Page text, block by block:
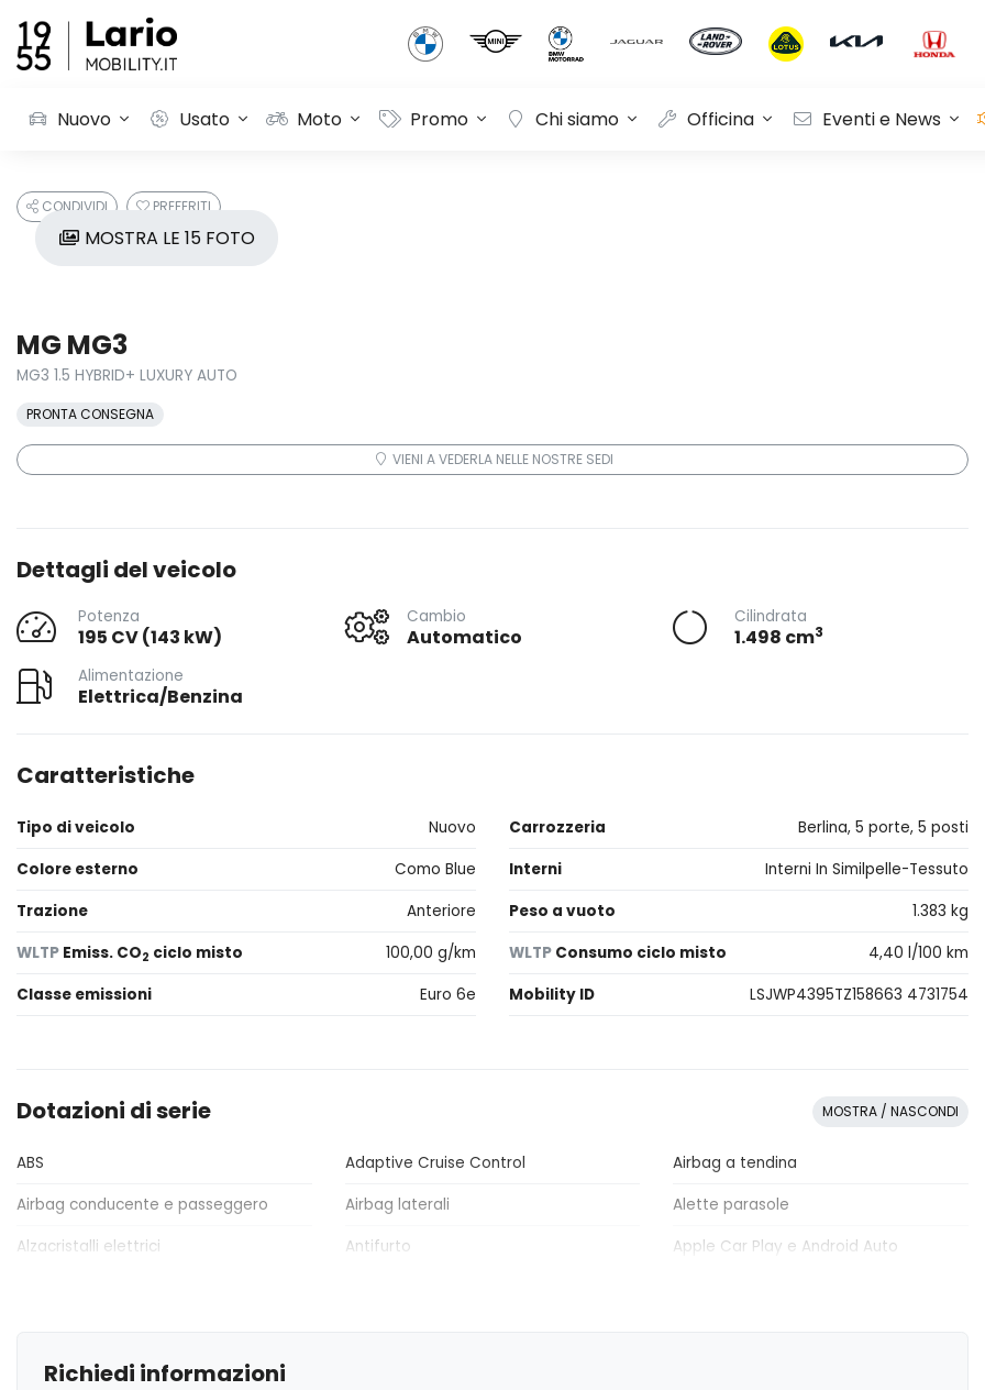
Nuovo Usato Moto Promo Chi siamo Officina Eventi e News
CONDIVIDI PREFERITI
MOSTRA LE 15 FOTO
MG MG3
MG3 1.5 HYBRID+ LUXURY AUTO
PRONTA CONSEGNA
VIENI A VEDERLA NELLE NOSTRE SEDI
Dettagli del veicolo
Potenza
195 CV (143 kW)
Cambio
Automatico
Cilindrata
1.498 cm3
Alimentazione
Elettrica/Benzina
Caratteristiche
Tipo di veicolo Nuovo Carrozzeria
Berlina, 5 porte, 5 posti
Colore esterno
Como Blue Interni
Interni In Similpelle-Tessuto
Trazione
Anteriore Peso a vuoto
1.383 kg
WLTP Emiss. CO2 ciclo misto 100,00 g/km WLTP Consumo ciclo misto
4,40 l/100 km
Classe emissioni
Euro 6e Mobility ID LSJWP4395TZ158663 4731754
Dotazioni di serie MOSTRA / NASCONDI
ABS Adaptive Cruise Control
Airbag a tendina
Airbag conducente e passeggero
Airbag laterali
Alette parasole
Alzacristalli elettrici
Antifurto
Apple Car Play e Android Auto
Climatizzatore Automatico
Richiedi informazioni